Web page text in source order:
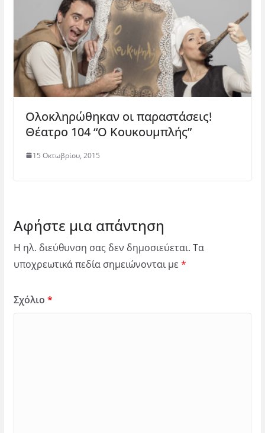
Ολοκληρώθηκαν οι παραστάσεις!
Θέατρο 104 “Ο Κουκουμπλής”
15 Οκτωβρίου, 2015
Αφήστε μια απάντηση
Η ηλ. διεύθυνση σας δεν δημοσιεύεται. Τα
υποχρεωτικά πεδία σημειώνονται με *
Σχόλιο *